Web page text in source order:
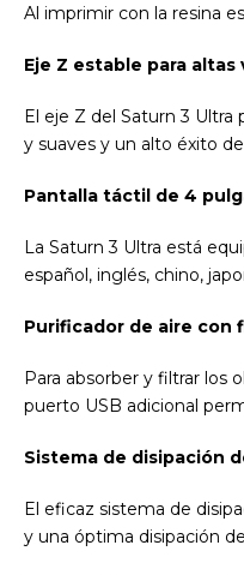
Al imprimir con la resina
Eje Z estable para
El eje Z del Saturn 3
y suaves y un alto éxito
Pantalla táctil de 4
La Saturn 3 Ultra está
español, inglés, chino,
Purificador de aire con
Para absorber y filtrar los
puerto USB adicional
Sistema de disipación
El eficaz sistema de
y una óptima disipación